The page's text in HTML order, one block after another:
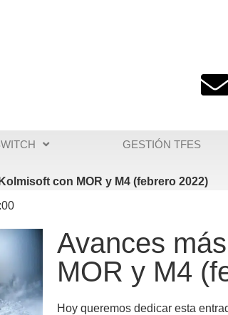
GESTIÓN TFES
con MOR y M4 (febrero 2022)
Avances
MOR y M4
Hoy queremos dedicar esta